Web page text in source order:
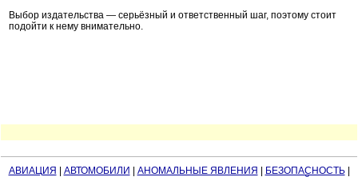
Выбор издательства — серьёзный и ответственный шаг, поэтому стоит
подойти к нему внимательно.
АВИАЦИЯ АВТОМОБИЛИ АНОМАЛЬНЫЕ ЯВЛЕНИЯ БЕЗОПАСНОСТЬ|